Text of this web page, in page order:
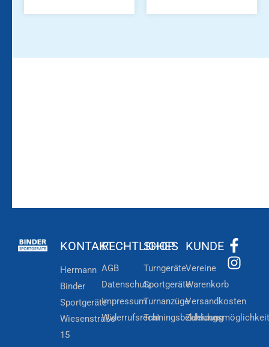
KONTAKT
Hermann
Binder
Sportgeräte
Wiesenstraße
15
RECHTLICHES
AGB
Datenschutz
Impressum
Widerrufsrecht
SHOP
Turngeräte
Sportgeräte
Turnanzüge
Trainingsbekleidung
KUNDE
Vereine
Warenkorb
Versandkosten